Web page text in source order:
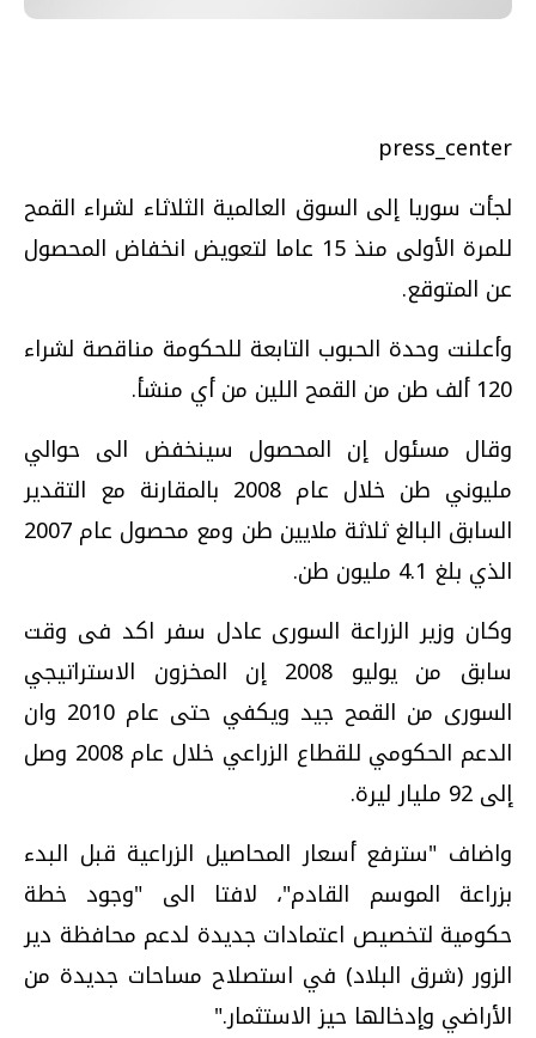
press_center
لجأت سوريا إلى السوق العالمية الثلاثاء لشراء القمح
للمرة الأولى منذ 15 عاما لتعويض انخفاض المحصول
عن المتوقع.
وأعلنت وحدة الحبوب التابعة للحكومة مناقصة لشراء
120 ألف طن من القمح اللين من أي منشأ.
وقال مسئول إن المحصول سينخفض الى حوالي
مليوني طن خلال عام 2008 بالمقارنة مع التقدير
السابق البالغ ثلاثة ملايين طن ومع محصول عام 2007
الذي بلغ 4.1 مليون طن.
وكان وزير الزراعة السورى عادل سفر اكد فى وقت
سابق من يوليو 2008 إن المخزون الاستراتيجي
السورى من القمح جيد ويكفي حتى عام 2010 وان
الدعم الحكومي للقطاع الزراعي خلال عام 2008 وصل
إلى 92 مليار ليرة.
واضاف "سترفع أسعار المحاصيل الزراعية قبل البدء
بزراعة الموسم القادم"، لافتا الى "وجود خطة
حكومية لتخصيص اعتمادات جديدة لدعم محافظة دير
الزور (شرق البلاد) في استصلاح مساحات جديدة من
الأراضي وإدخالها حيز الاستثمار."